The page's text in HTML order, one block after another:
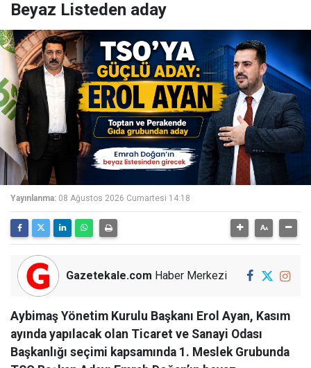
Beyaz Listeden aday
Yayınlanma: 08 Ağustos 2026 Cumartesi 14:18
Gazetekale.com Haber Merkezi
Aybimaş Yönetim Kurulu Başkanı Erol Ayan, Kasım
ayında yapılacak olan Ticaret ve Sanayi Odası
Başkanlığı seçimi kapsamında 1. Meslek Grubunda